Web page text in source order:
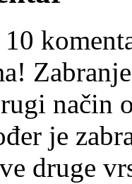
način
je
druge